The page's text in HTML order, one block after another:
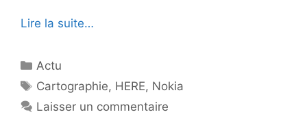
Lire la suite…
Catégories
Actu
Étiquettes
Cartographie, HERE, Nokia
Laisser un commentaire